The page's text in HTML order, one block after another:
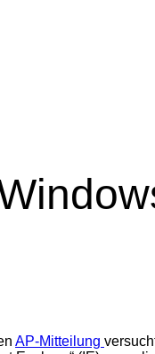
AP-Mitteilung